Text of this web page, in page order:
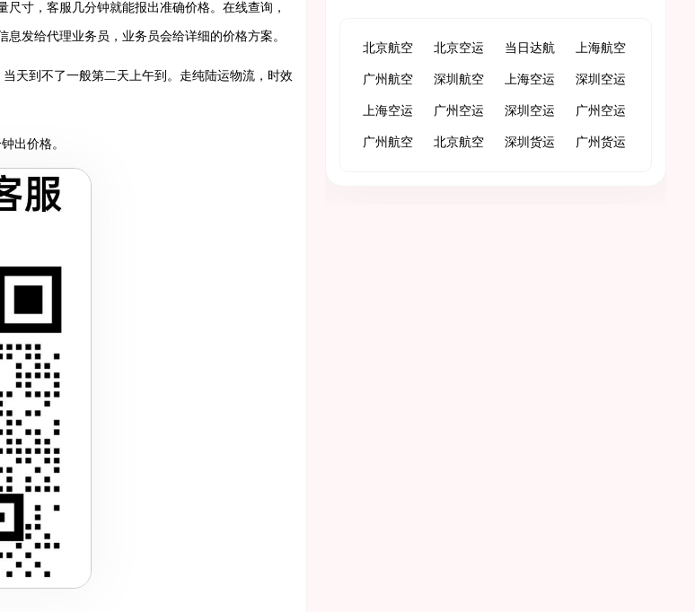
寸，客服几分钟就能报出准确价格。在线查询，
发给代理业务员，业务员会给详细的价格方案。
天到不了一般第二天上午到。走纯陆运物流，时效
出价格。
北京航空
货运
北京空运 当日达航
空货运
上海航空
货运
广州航空
货运
深圳航空
货运
上海空运 深圳空运
上海空运
快递
广州空运
快递
深圳空运
快递
广州空运
广州航空 北京航空 深圳货运 广州货运